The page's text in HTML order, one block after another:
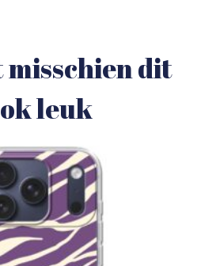
misschien dit
leuk